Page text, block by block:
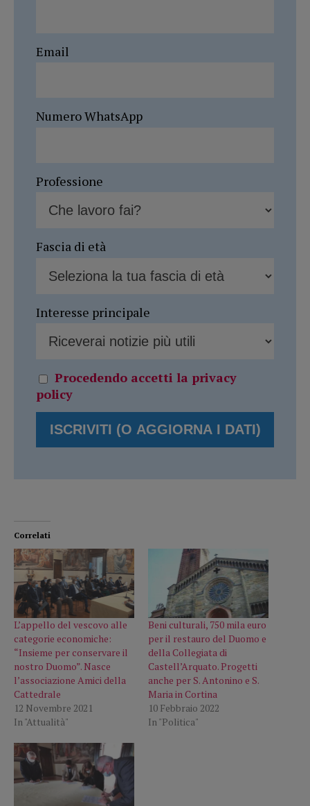
Email
Numero WhatsApp
Professione
Fascia di età
Interesse principale
Procedendo accetti la privacy
policy
Correlati
L’appello del vescovo alle
categorie economiche:
“Insieme per conservare il
nostro Duomo”. Nasce
l’associazione Amici della
Cattedrale
12 Novembre 2021
In "Attualità"
Beni culturali, 750 mila euro
per il restauro del Duomo e
della Collegiata di
Castell’Arquato. Progetti
anche per S. Antonino e S.
Maria in Cortina
10 Febbraio 2022
In "Politica"